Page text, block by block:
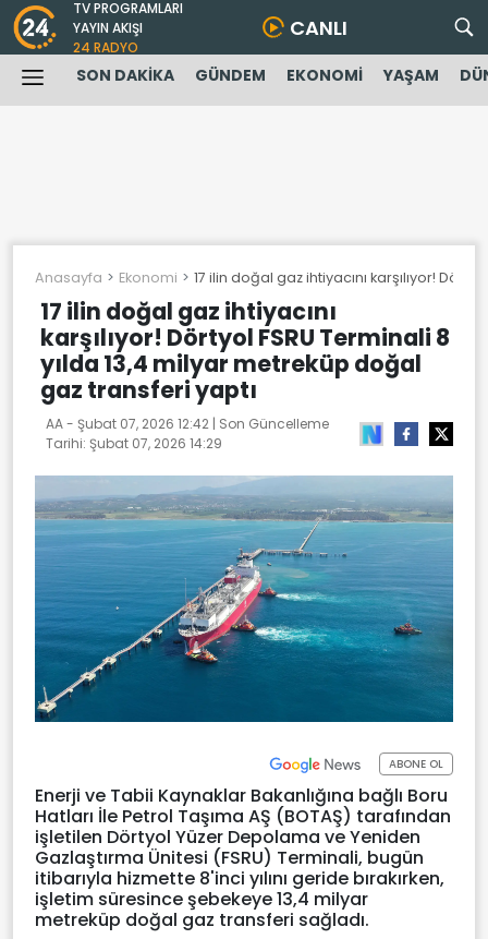
TV PROGRAMLARI
YAYIN AKIŞI
24 RADYO
CANLI
SON DAKİKA GÜNDEM EKONOMİ YAŞAM
Anasayfa Ekonomi 17 ilin doğal gaz ihtiyacını karşılıyor!
17 ilin doğal gaz ihtiyacını
karşılıyor! Dörtyol FSRU Terminali 8
yılda 13,4 milyar metreküp doğal
gaz transferi yaptı
AA - Şubat 07, 2026 12:42 | Son Güncelleme
Tarihi: Şubat 07, 2026 14:29
ABONE OL
Enerji ve Tabii Kaynaklar Bakanlığına bağlı Boru
Hatları İle Petrol Taşıma AŞ (BOTAŞ) tarafından
işletilen Dörtyol Yüzer Depolama ve Yeniden
Gazlaştırma Ünitesi (FSRU) Terminali, bugün
itibarıyla hizmette 8'inci yılını geride bırakırken,
işletim süresince şebekeye 13,4 milyar
metreküp doğal gaz transferi sağladı.